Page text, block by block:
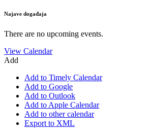
Najave događaja
There are no upcoming events.
View Calendar
Add
Add to Timely Calendar
Add to Google
Add to Outlook
Add to Apple Calendar
Add to other calendar
Export to XML